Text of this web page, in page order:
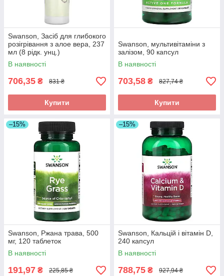
Swanson, Засіб для глибокого
розігрівання з алое вера, 237
мл (8 рідк. унц.)
В наявності
706,35 ₴ 831 ₴
Купити
Swanson, мультивітаміни з
залізом, 90 капсул
В наявності
703,58 ₴ 827,74 ₴
Купити
–15%
Swanson, Ржана трава, 500
мг, 120 таблеток
В наявності
191,97 ₴ 225,85 ₴
–15%
Swanson, Кальцій і вітамін D,
240 капсул
В наявності
788,75 ₴ 927,94 ₴